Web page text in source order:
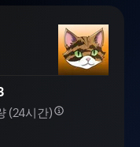
(24시간)